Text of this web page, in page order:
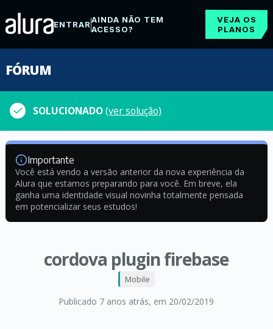
ENTRARAINDA NÃO TEM
ACESSO?
VEJA OS
PLANOS
FÓRUM
SOLUCIONADO(ver solução)
Importante
Você está vendo a versão anterior da nova experiência da
Alura que estamos preparando para você. Em breve, ela
ganha uma identidade visual novinha totalmente pensada
em potencializar seus estudos!
cordova plugin firebase
Publicado 7 anos atrás, em 20/02/2019
Mobile